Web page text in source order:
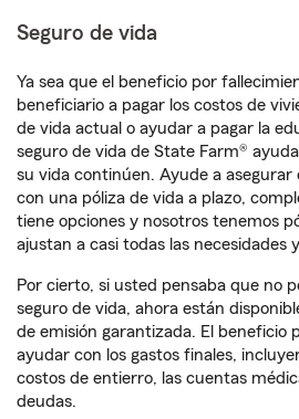
Seguro de vida
Ya sea que el beneficio por
beneficiario a pagar los costos de
de vida actual o ayudar a pagar la
seguro de vida de State Farm®
su vida continúen. Ayude a
con una póliza de vida a plazo,
tiene opciones y nosotros tenemos
ajustan a casi todas las necesidades
Por cierto, si usted pensaba que no
seguro de vida, ahora están
de emisión garantizada. El beneficio
ayudar con los gastos finales,
costos de entierro, las cuentas
deudas.